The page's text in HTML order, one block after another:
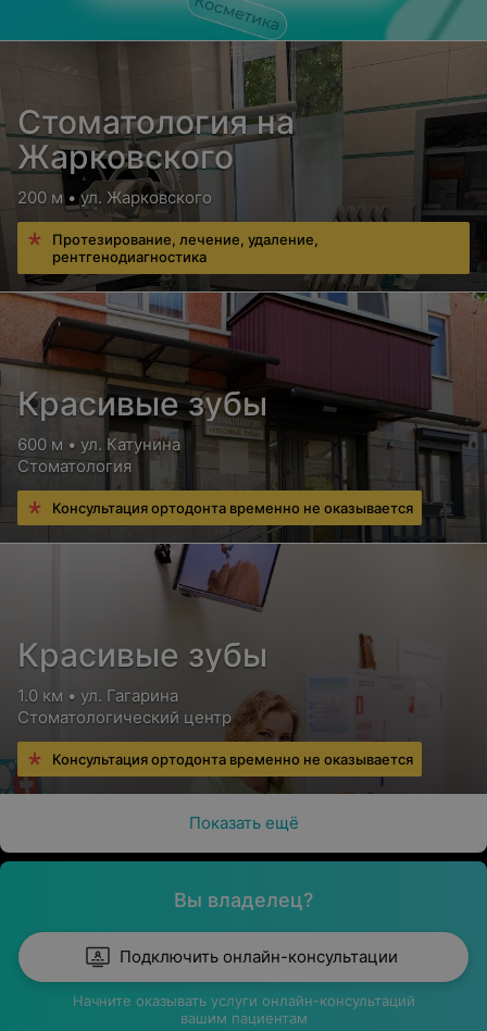
Стоматология на
Жарковского
200 м • ул. Жарковского
Протезирование, лечение, удаление,
рентгенодиагностика
Красивые зубы
600 м • ул. Катунина
Стоматология
Консультация ортодонта временно не оказывается
Красивые зубы
1.0 км • ул. Гагарина
Стоматологический центр
Консультация ортодонта временно не оказывается
Показать ещё
Вы владелец?
Подключить онлайн-консультации
Начните оказывать услуги онлайн-консультаций
вашим пациентам